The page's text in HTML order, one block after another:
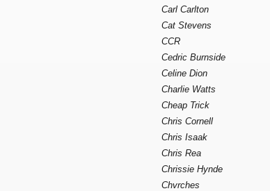
Carl Carlton
Cat Stevens
CCR
Cedric Burnside
Celine Dion
Charlie Watts
Cheap Trick
Chris Cornell
Chris Isaak
Chris Rea
Chrissie Hynde
Chvrches